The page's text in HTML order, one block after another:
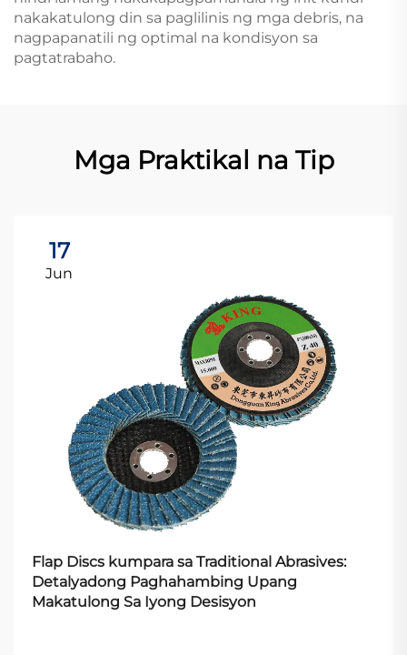
nakakatulong din sa paglilinis ng mga debris, na
nagpapanatili ng optimal na kondisyon sa
pagtatrabaho.
Mga Praktikal na Tip
17
Jun
Flap Discs kumpara sa Traditional Abrasives:
Detalyadong Paghahambing Upang
Makatulong Sa Iyong Desisyon